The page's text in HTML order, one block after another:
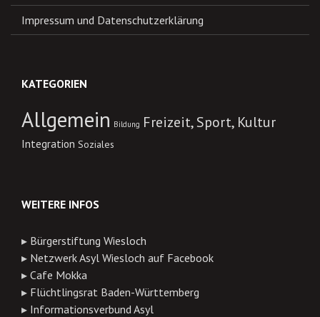
Impressum und Datenschutzerklärung
KATEGORIEN
Allgemein Bildung Freizeit, Sport, Kultur
Integration Soziales
WEITERE INFOS
▸ Bürgerstiftung Wiesloch
▸ Netzwerk Asyl Wiesloch auf Facebook
▸ Cafe Mokka
▸ Flüchtlingsrat Baden-Württemberg
▸ Informationsverbund Asyl